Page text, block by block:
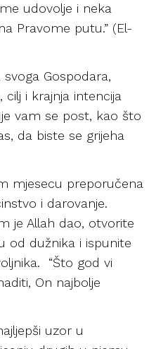
udovolje i neka
Pravome putu.” (El-
svoga Gospodara,
i krajnja intencija
vam se post, kao što
da biste se grijeha
mjesecu preporučena
i darovanje.
je Allah dao, otvorite
od dužnika i ispunite
“Što god vi
On najbolje
uzor u